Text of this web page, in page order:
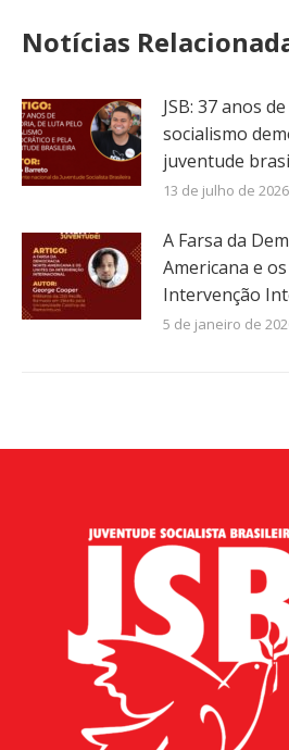
Notícias
JSB: 37 anos
socialismo
juventude
13 de julho de 2026
A Farsa da
Americana e
Intervenção
5 de janeiro de